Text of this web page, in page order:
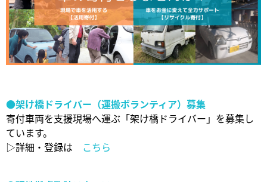
●架け橋ドライバー（運搬ボランティア）募集
寄付車両を支援現場へ運ぶ「架け橋ドライバー」を募集し
ています。
▷詳細・登録は こちら